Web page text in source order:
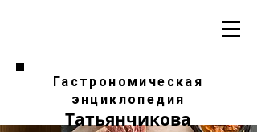
Гастрономическая
энциклопедия
Татьянчикова